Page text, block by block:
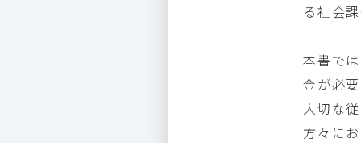
る社会
本書で
金が必
大切な
方々に